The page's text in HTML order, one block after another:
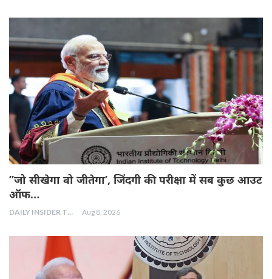
”जो सीखेगा वो जीतेगा’, जिंदगी की परीक्षा में सब कुछ आउट
ऑफ…
DAILY INSIDER TEAM Aug 8, 2026